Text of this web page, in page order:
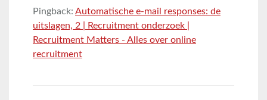
Pingback: Automatische e-mail responses: de
uitslagen, 2 | Recruitment onderzoek |
Recruitment Matters - Alles over online
recruitment